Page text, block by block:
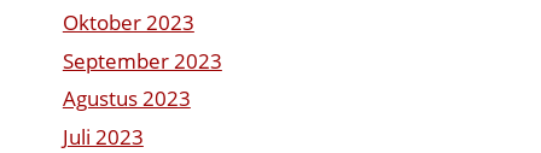
Oktober 2023
September 2023
Agustus 2023
Juli 2023